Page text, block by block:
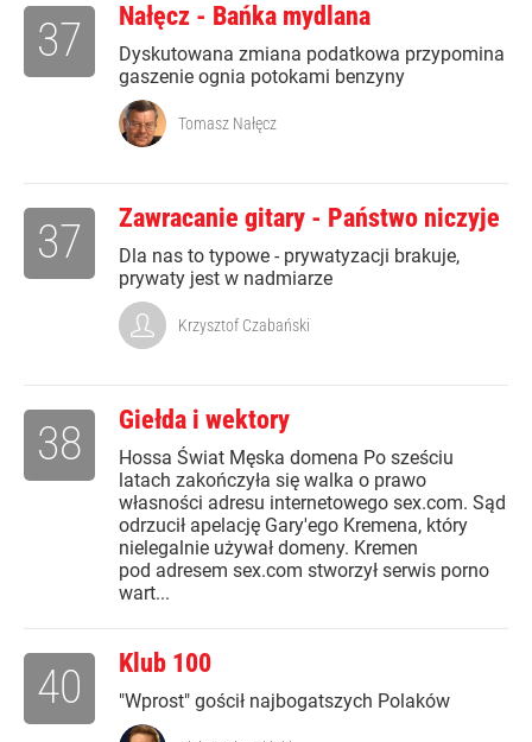
Nałęcz - Bańka mydlana
Dyskutowana zmiana podatkowa przypomina
gaszenie ognia potokami benzyny
37
Tomasz Nałęcz
Zawracanie gitary - Państwo niczyje
Dla nas to typowe - prywatyzacji brakuje,
prywaty jest w nadmiarze
37
Krzysztof Czabański
Giełda i wektory
Hossa Świat Męska domena Po sześciu
latach zakończyła się walka o prawo
własności adresu internetowego sex.com. Sąd
odrzucił apelację Gary'ego Kremena, który
nielegalnie używał domeny. Kremen
pod adresem sex.com stworzył serwis porno
wart...
38
Klub 100
"Wprost" gościł najbogatszych Polaków
40